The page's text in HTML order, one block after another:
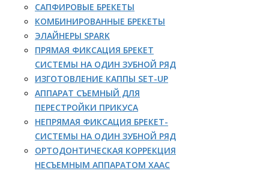
САПФИРОВЫЕ БРЕКЕТЫ
КОМБИНИРОВАННЫЕ БРЕКЕТЫ
ЭЛАЙНЕРЫ SPARK
ПРЯМАЯ ФИКСАЦИЯ БРЕКЕТ
СИСТЕМЫ НА ОДИН ЗУБНОЙ РЯД
ИЗГОТОВЛЕНИЕ КАППЫ SET-UP
АППАРАТ СЪЕМНЫЙ ДЛЯ
ПЕРЕСТРОЙКИ ПРИКУСА
НЕПРЯМАЯ ФИКСАЦИЯ БРЕКЕТ-
СИСТЕМЫ НА ОДИН ЗУБНОЙ РЯД
ОРТОДОНТИЧЕСКАЯ КОРРЕКЦИЯ
НЕСЪЕМНЫМ АППАРАТОМ ХААС